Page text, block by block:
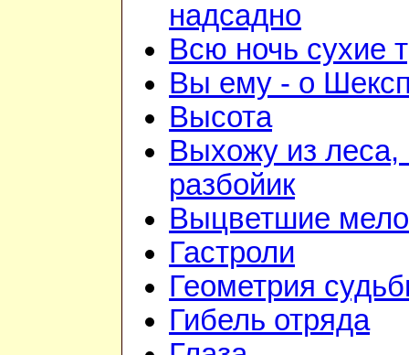
надсадно
Всю ночь сухие
Вы ему - о
Высота
Выхожу из леса,
разбойик
Выцветшие
Гастроли
Геометрия
Гибель отряда